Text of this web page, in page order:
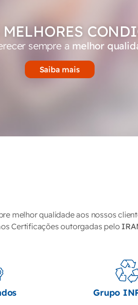
sempre a melhor
Saiba mais
melhor qualidade aos nossos
Certificações outorgadas pelo
Grupo